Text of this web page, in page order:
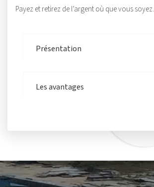
Payez et retirez de l’argent où que vous soyez.
Présentation
Les avantages